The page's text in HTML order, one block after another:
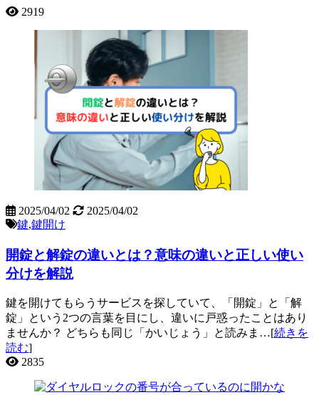
2919
2025/04/02
2025/04/02
鍵,鍵開け
開錠と解錠の違いとは？意味の違いと正しい使い
分けを解説
鍵を開けてもらうサービスを探していて、「開錠」と「解
錠」という2つの言葉を目にし、違いに戸惑ったことはあり
ませんか？ どちらも同じ「かいじょう」と読みま…[続きを
読む]
2835